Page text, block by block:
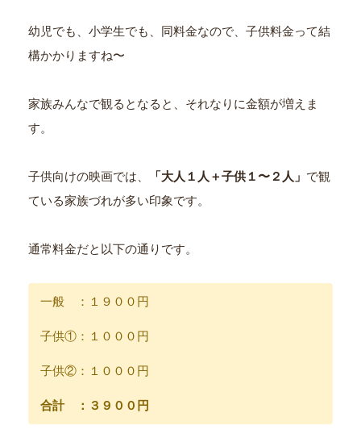
幼児でも、小学生でも、同料金なので、子供料金って結
構かかりますね〜
家族みんなで観るとなると、それなりに金額が増えま
す。
子供向けの映画では、 「大人１人＋子供１〜２人」 で観
ている家族づれが多い印象です。
通常料金だと以下の通りです。
一般 ：１９００円
子供①：１０００円
子供②：１０００円
合計 ：３９００円